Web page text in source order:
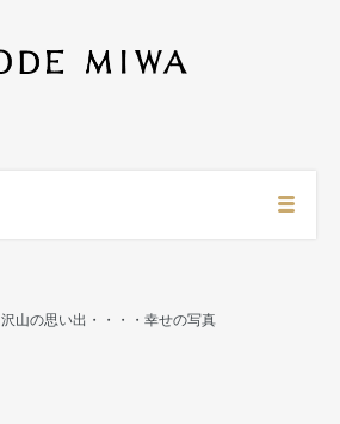
沢山の思い出・・・・幸せの写真